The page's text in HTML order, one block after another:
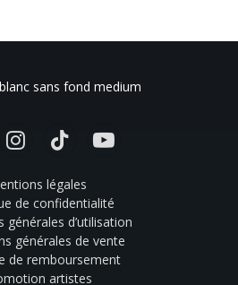
InstagramTikTok YouTube
légales
de confidentialité
générales d’utilisation
générales de vente
de remboursement
artistes